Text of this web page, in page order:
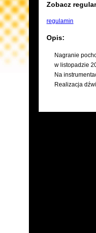
Zobacz
regulamin
Opis:
Nagranie
w listopadzie
Na
Realizacja